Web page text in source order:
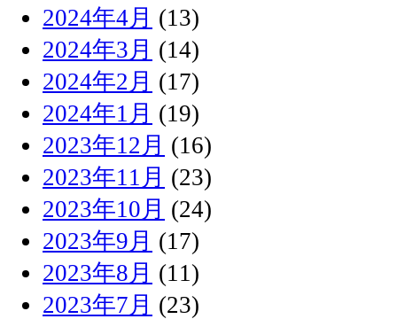
2024年4月 (13)
2024年3月 (14)
2024年2月 (17)
2024年1月 (19)
2023年12月 (16)
2023年11月 (23)
2023年10月 (24)
2023年9月 (17)
2023年8月 (11)
2023年7月 (23)